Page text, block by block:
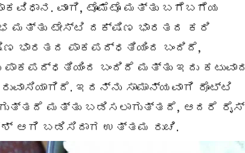
ವಾಂಗಿ, ಟೊಮೆಟೊ ಮತ್ತು ಬಗೆಬಗೆಯ
ಮತ್ತು ಟೇಸ್ಟಿ ದಕ್ಷಿಣ ಭಾರತದ ಕರಿ
ಭಾರತದ ಪಾಕಪದ್ಧತಿಯಿಂದ ಬಂದಿದೆ,
ಪಾಕಪದ್ಧತಿಯಿಂದ ಬಂದಿದೆ ಮತ್ತು ಇದು ಕಟುವಾದ
ಇದನ್ನು ಸಾಮಾನ್ಯವಾಗಿ ರೊಟ್ಟಿ
ಮತ್ತು ಬಡಿಸಲಾಗುತ್ತದೆ, ಆದರೆ ರೈಸ್
ಆಗಿ ಬಡಿಸಿದಾಗ ಉತ್ತಮ ರುಚಿ.